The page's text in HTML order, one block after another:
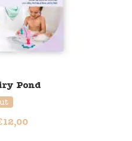
Pond
12,00